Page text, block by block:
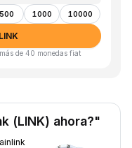
500 1000 10000
de 40 monedas fiat
(LINK) ahora?"